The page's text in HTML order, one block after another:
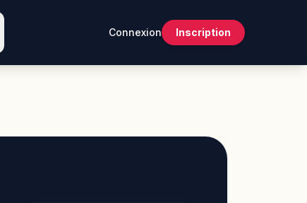
Connexion Inscription